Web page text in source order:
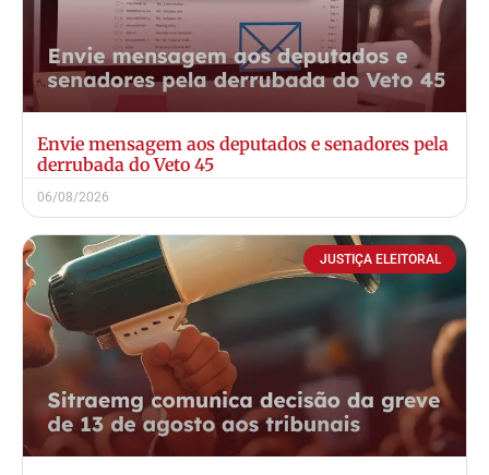
Envie mensagem aos deputados e senadores pela
derrubada do Veto 45
06/08/2026
JUSTIÇA ELEITORAL